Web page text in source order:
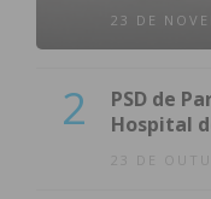
23 DE
2
PSD de
Hospital
23 DE